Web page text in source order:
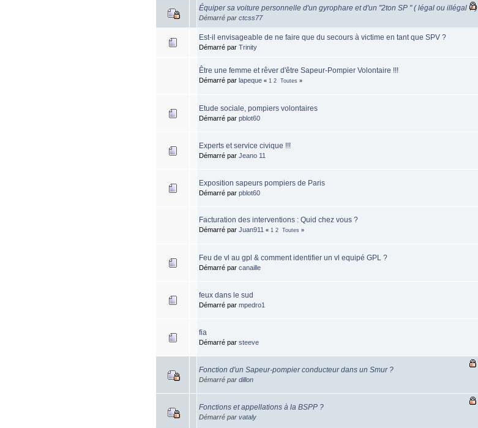
Équiper sa voiture personnelle d'un gyrophare et d'un "2ton SP " ( légal ou illégal ? )
Démarré parctcss77
Est-il envisageable de ne faire que du secours à victime en tant que SPV ?
Démarré parTrinity
Être une femme et rêver d'être Sapeur-Pompier Volontaire !!!
Démarré parlapeque « 1 2 Toutes »
Etude sociale, pompiers volontaires
Démarré parpblot60
Experts et service civique !!!
Démarré parJeano 11
Exposition sapeurs pompiers de Paris
Démarré parpblot60
Facturation des interventions : Quid chez vous ?
Démarré parJuan911 « 1 2 Toutes »
Feu de vl au gpl & comment identifier un vl equipé GPL ?
Démarré parcanaille
feux dans le sud
Démarré parmpedro1
fia
Démarré parsteeve
Fonction d'un Sapeur-pompier conducteur dans un Smur ?
Démarré pardillon
Fonctions et appellations à la BSPP ?
Démarré parvataly